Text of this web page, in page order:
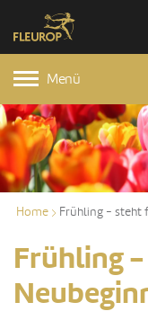
Menü
Home Frühling - steht
Frühling